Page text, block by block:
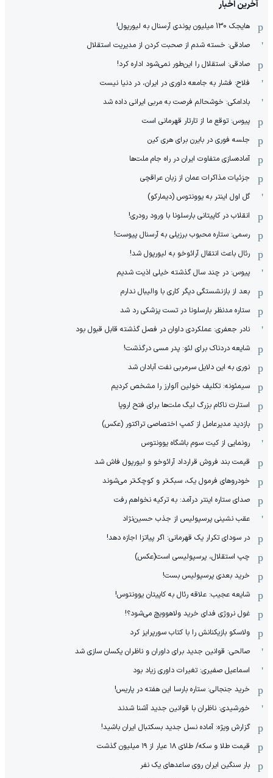
آخرین اخبار
هایجک 130 میلیون پوندی آرسنال به لیورپول!
صادقی: خسته شدم از صحبت کردن از مدیریت استقلال
صادقی: استقلال را این‌طور نمی‌شود اداره کرد!
فلاح: فشار به جامعه داوری در ایران، در دنیا نیست
بادامکی: خوشحالم فرصت به مربی ایرانی داده شد
پیوس: توقع ما از تارتار قهرمانی است
جلسه فوری در بایرن برای هری کین
آماده‌سازی متفاوت ایران در راه جام ملت‌ها
جزئیات مذاکرات عمان از زبان عراقچی
گل اول اینتر به یوونتوس (دیمارکو)
انقلاب در کاپیتانی بارسلونا با ورود رودری!
رسمی: ستاره محبوب برزیلی به آرسنال پیوست!
رئال باعث انتقال آرائوخو به لیورپول شد!
پیوس: در چند سال گذشته خیلی اذیت شدیم
بعد از بازنشستگی دیگر کاری با والیبال ندارم
ستاره مدنظر بارسلونا در تست پزشکی رد شد
نادر جعفری: عملکردی داوان در فصل گذشته قابل قبول بود
شایعه دردناک برای لئو: پدر مسی درگذشت!
نوری به این دلایل سرمربی نفت آبادان شد
سیمئونه: تکلیف خولین آلوارز را مشخص کردیم
استارت ناکام بزرگ لیگ ملت‌ها برای فتح اروپا
بازدید مدیرعامل از کمپ اختصاصی تراکتور (عکس)
رونمایی از کیت سوم باشگاه یوونتوس
قیمت بند فروش قرارداد آرائوخو و لیورپول فاش شد
خودروهای فرمول یک، سبک‌تر و کوچک‌تر می‌شوند
صدای ستاره اینتر درآمد: به ترکیه نخواهم رفت
عقب نشینی پرسپولیس از جذب حسین‌نژاد
در سودای تکرار یک قهرمانی: اگر پیاتزا اجازه دهد!
چپ استقلال، پرسپولیسی است(عکس)
خرید بعدی پرسپولیس بست!
شایعه عجیب: علاقه رئال به کاپیتان یوونتوس!
غول نروژی فدای خرید ولاهوویچ می‌شود؟!
ولاسکو بازیکنانش را با کتاب سورپرایز کرد
صالحی: قوانین جدید برای داوران و ناظران یکسان سازی شد
اسماعیل صفیری: تغیرات داوری زیاد بود
خرید جنجالی: ستاره بارسا این هفته در پاریس!
خورشیدی: ناظران با قوانین جدید آشنا شدند
گزارش ویژه‌: آماده نسل جدید بسکتبال ایران باشید!
قیمت طلا و سکه/ طلای ۱۸ عیار از ۱۹ میلیون گذشت
بار سنگین ایران روی ساعدهای یک نفر